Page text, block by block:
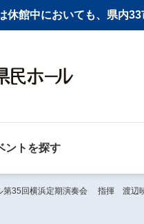
休館中においても、県内
ントを探す
第35回横浜定期演奏会 指揮 渡辺